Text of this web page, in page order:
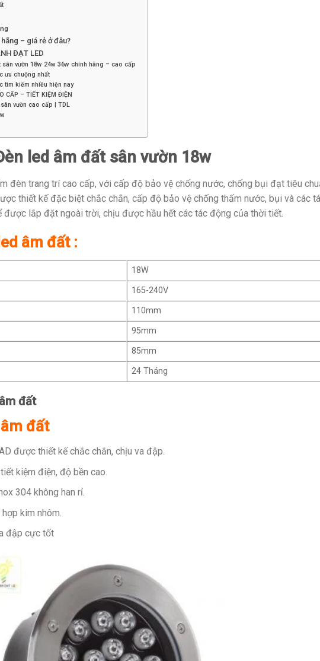
– giá rẻ ở đâu?
ĐẠT LED
sân vườn 18w 24w 36w chính hãng – cao cấp
ưu chuộng nhất
tìm kiếm nhiều hiện nay
CẤP – TIẾT KIỆM ĐIỆN
vườn cao cấp | TDL
led âm đất sân vườn 18w
đèn trang trí cao cấp, với cấp độ bảo vệ chống nước, chống bụi đạt tiêu
thiết kế đặc biệt chắc chắn, cấp độ bảo vệ chống thấm nước, bụi và các
lắp đặt ngoài trời, chịu được hầu hết các tác động của thời tiết.
âm đất :
18W
165-240V
110mm
95mm
85mm
24 Tháng
đất
đất
được thiết kế chắc chắn, chịu va đập.
kiệm điện, độ bền cao.
304 không han rỉ.
kim nhôm.
đập cực tốt